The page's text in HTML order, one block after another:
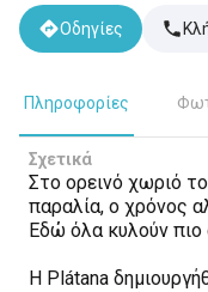
Οδηγίες
Πληροφορίες
Σχετικά
Στο ορεινό χωριό
παραλία, ο χρόνος
Εδώ όλα κυλούν πιο
Η Plátana